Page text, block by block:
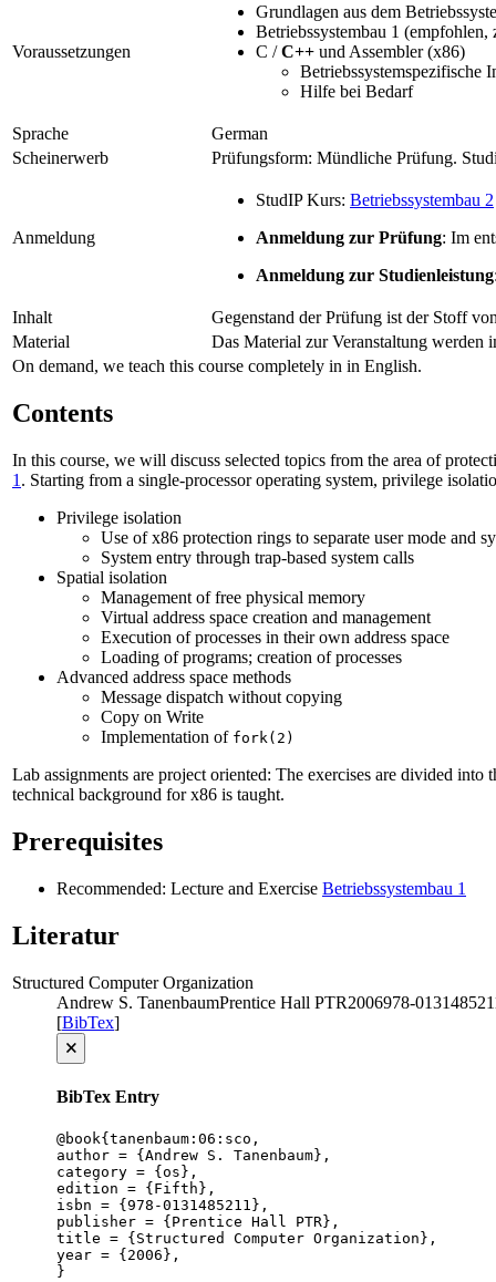
Voraussetzungen
Grundlagen aus dem
Betriebssystembau 1
C /C++ und Assembler (x86)
Betriebssystemspezifische
Hilfe bei Bedarf
Sprache
German
Scheinerwerb
Prüfungsform: Mündliche Prüfung.
Anmeldung
StudIP Kurs: Betriebssystembau 2
Anmeldung zur Prüfung: Im
Anmeldung zur Studienleistung
Inhalt
Gegenstand der Prüfung ist der Stoff
Material
Das Material zur Veranstaltung werden
On demand, we teach this course completely in in English.
Contents
In this course, we will discuss selected topics from the area of
1 . Starting from a single-processor operating system, privilege
Privilege isolation
Use of x86 protection rings to separate user mode and
System entry through trap-based system calls
Spatial isolation
Management of free physical memory
Virtual address space creation and management
Execution of processes in their own address space
Loading of programs; creation of processes
Advanced address space methods
Message dispatch without copying
Copy on Write
Implementation of fork(2)
Lab assignments are project oriented: The exercises are divided
technical background for x86 is taught.
Prerequisites
Recommended: Lecture and Exercise Betriebssystembau 1
Literatur
Structured Computer Organization
Andrew S. TanenbaumPrentice Hall PTR2006978-
[BibTex]
🗙
BibTex Entry
@book{tanenbaum:06:sco,
author = {Andrew S. Tanenbaum},
category = {os},
edition = {Fifth},
isbn = {978-0131485211},
publisher = {Prentice Hall PTR},
title = {Structured Computer Organization},
year = {2006},
}